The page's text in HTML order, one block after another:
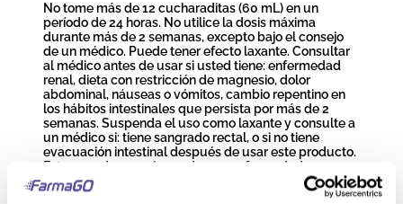
No tome más de 12 cucharaditas (60 mL) en un
período de 24 horas. No utilice la dosis máxima
durante más de 2 semanas, excepto bajo el consejo
de un médico. Puede tener efecto laxante. Consultar
al médico antes de usar si usted tiene: enfermedad
renal, dieta con restricción de magnesio, dolor
abdominal, náuseas o vómitos, cambio repentino en
los hábitos intestinales que persista por más de 2
semanas. Suspenda el uso como laxante y consulte a
un médico si: tiene sangrado rectal, o si no tiene
evacuación intestinal después de usar este producto.
Estos pueden ser signos de una enfermedad grave.
Necesita usar un laxante durante más de 1 semana.
Consultar al médico o farmacéutico antes de usar si